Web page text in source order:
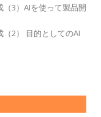
3）AIを使って製品開
2） 目的としてのAI